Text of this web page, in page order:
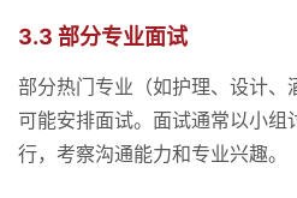
3.3 部分专业面试
部分热门专业（如护理、设计、
可能安排面试。面试通常以小组
行，考察沟通能力和专业兴趣。